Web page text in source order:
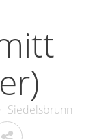
Siedelsbrunn